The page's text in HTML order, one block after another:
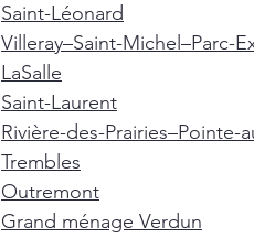
Saint-Léonard
Villeray–Saint-Michel–Parc-
LaSalle
Saint-Laurent
Rivière-des-Prairies–Pointe-
Trembles
Outremont
Grand ménage Verdun